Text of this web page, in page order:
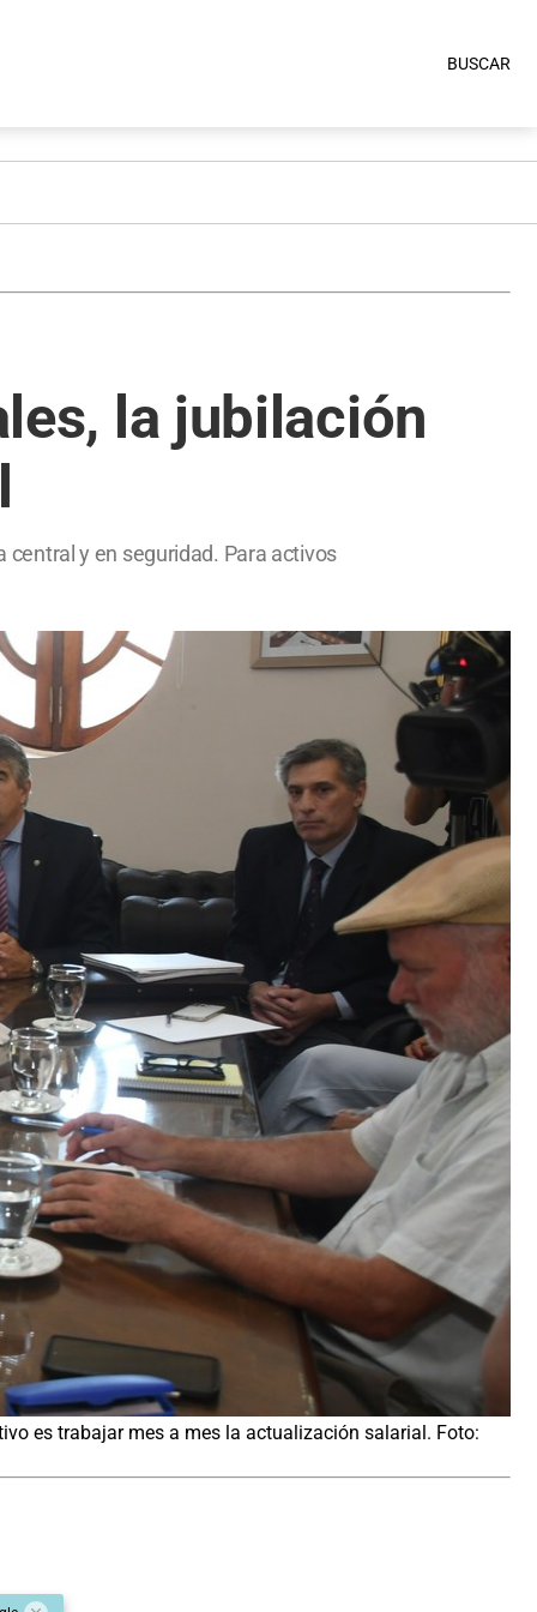
BUSCAR
la jubilación
central y en seguridad. Para activos
es trabajar mes a mes la actualización salarial. Foto: